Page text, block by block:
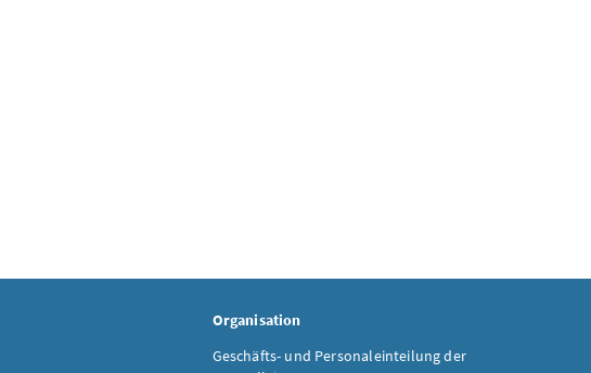
Organisation
Geschäfts- und Personaleinteilung der